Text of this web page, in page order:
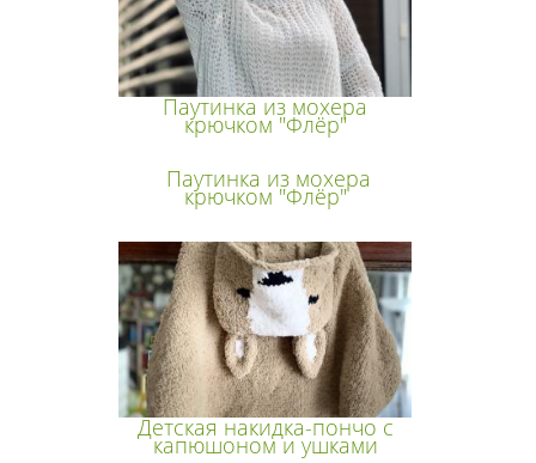
Паутинка из мохера
крючком "Флёр"
Паутинка из мохера
крючком "Флёр"
Детская накидка-пончо с
капюшоном и ушками